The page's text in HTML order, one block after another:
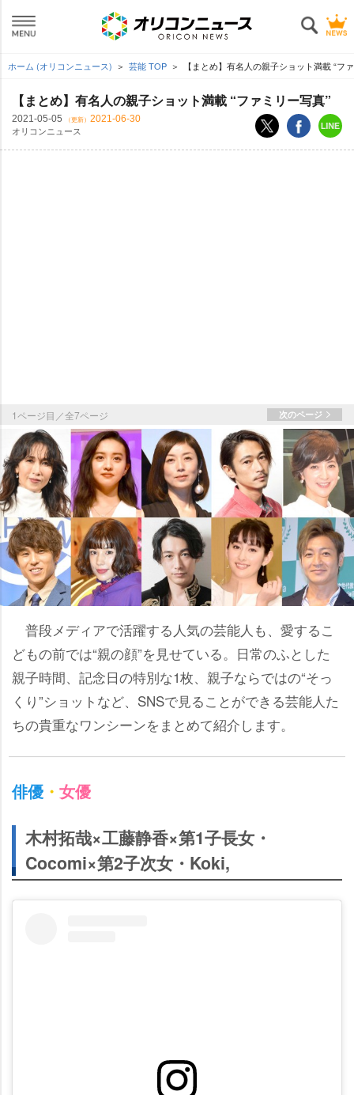
ホーム (オリコンニュース) 芸能 TOP 【まとめ】有名人の親子ショット満載 “フ
【まとめ】有名人の親子ショット満載 “ファミリー写真”
2021-05-05 （更新） 2021-06-30
オリコンニュース
1ページ目／全7ページ 次のページ
普段メディアで活躍する人気の芸能人も、愛するこ
どもの前では“親の顔”を見せている。日常のふとした
親子時間、記念日の特別な1枚、親子ならではの“そっ
くり”ショットなど、SNSで見ることができる芸能人た
ちの貴重なワンシーンをまとめて紹介します。
俳優 ・ 女優
木村拓哉×工藤静香×第1子長女・
Cocomi×第2子次女・Koki,